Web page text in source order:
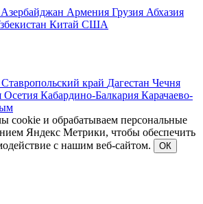
Азербайджан Армения Грузия Абхазия
Китай США
Ставропольский край Дагестан Чечня
Осетия Кабардино-Балкария Карачаево-
cookie и обрабатываем персональные
Яндекс Метрики, чтобы обеспечить
с нашим веб-сайтом.
ОК